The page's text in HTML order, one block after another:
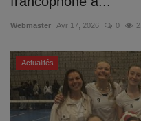
Webmaster Avr 17, 2026 0
Actualités